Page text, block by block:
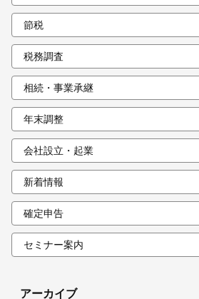
節税
税務調査
相続・事業承継
年末調整
会社設立・起業
新着情報
確定申告
セミナー案内
アーカイブ